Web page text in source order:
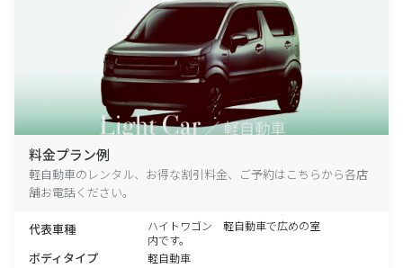
料金プラン例
軽自動車のレンタル、お得な割引料金、ご予約はこちらから各店
舗お電話ください。
代表車種
ハイトワゴン 軽自動車で広めの室
内です。
ボディタイプ 軽自動車